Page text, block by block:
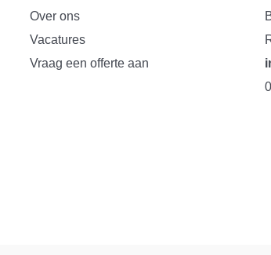
Over ons
Vacatures
Vraag een offerte aan